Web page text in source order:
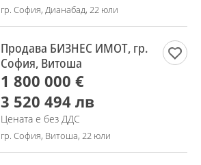
гр. София, Дианабад, 22 юли
Продава БИЗНЕС ИМОТ, гр.
София, Витоша
1 800 000 €
3 520 494 лв
Цената е без ДДС
гр. София, Витоша, 22 юли